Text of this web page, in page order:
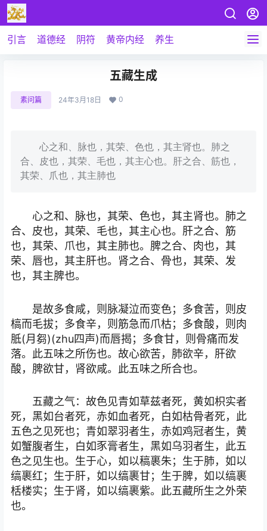
引言 道德经 阴符 黄帝内经 养生
五藏生成
素问篇 24年3月18日 0
心之和、脉也，其荣、色也，其主肾也。肺之
合、皮也，其荣、毛也，其主心也。肝之合、筋也，
其荣、爪也，其主肺也
心之和、脉也，其荣、色也，其主肾也。肺之
合、皮也，其荣、毛也，其主心也。肝之合、筋
也，其荣、爪也，其主肺也。脾之合、肉也，其
荣、唇也，其主肝也。肾之合、骨也，其荣、发
也，其主脾也。
是故多食咸，则脉凝泣而变色；多食苦，则皮
槁而毛拔；多食辛，则筋急而爪枯；多食酸，则肉
胝(月芻)(zhu四声)而唇揭；多食甘，则骨痛而发
落。此五味之所伤也。故心欲苦，肺欲辛，肝欲
酸，脾欲甘，肾欲咸。此五味之所合也。
五藏之气：故色见青如草兹者死，黄如枳实者
死，黑如台者死，赤如血者死，白如枯骨者死，此
五色之见死也；青如翠羽者生，赤如鸡冠者生，黄
如蟹腹者生，白如豕膏者生，黑如乌羽者生，此五
色之见生也。生于心，如以稿裹朱；生于肺，如以
缟裹红；生于肝，如以缟裹甘；生于脾，如以缟裹
栝楼实；生于肾，如以缟裹紫。此五藏所生之外荣
也。